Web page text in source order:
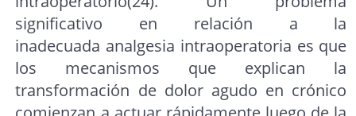
significativo en relación a la
inadecuada analgesia intraoperatoria es que
los mecanismos que explican la
transformación de dolor agudo en crónico